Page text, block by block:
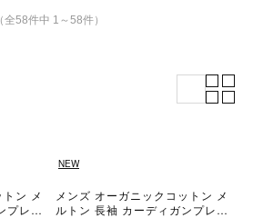
（全58件中 1～58件）
ン メ
プレッ
NEW
メンズ オーガニックコットン メ
ルトン 長袖 カーディガンプレッ